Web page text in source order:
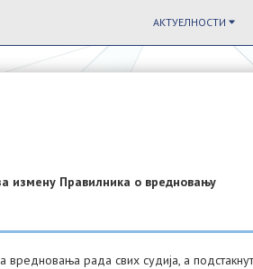
АКТУЕЛНОСТИ
измену Правилника о вредновању
рада свих судија, а